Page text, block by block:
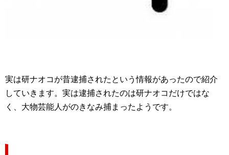
実は研ナオコが昔逮捕されたという情報があったので紹介
していきます。実は逮捕されたのは研ナオコだけではな
く、大物芸能人がのきなみ捕まったようです。